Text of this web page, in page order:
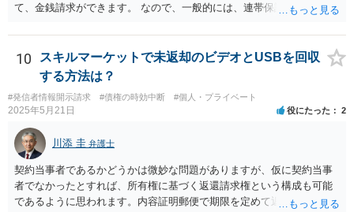
て、金銭請求ができます。 なので、一般的には、連帯保証人が代わり
者が連帯債務者に支払わなければならない、ということになります。
ご質問の構成の違いを確認されたい意図は分かりかねますが、結論と
しては、一般的には「求償権」に基づいて上記のような処理になるか
と思います。
10
スキルマーケットで未返却のビデオとUSBを回収
する方法は？
#発信者情報開示請求 #債権の時効中断 #個人・プライベート
2025年5月21日 役にたった 2
川添 圭 弁護士
契約当事者であるかどうかは微妙な問題がありますが、仮に契約当事
者でなかったとすれば、所有権に基づく返還請求権という構成も可能
であるように思われます。内容証明郵便で期限を定めて返却を求める